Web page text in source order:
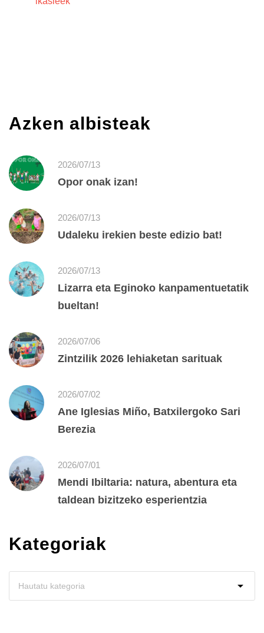
Azken albisteak
2026/07/13
Opor onak izan!
2026/07/13
Udaleku irekien beste edizio bat!
2026/07/13
Lizarra eta Eginoko kanpamentuetatik
bueltan!
2026/07/06
Zintzilik 2026 lehiaketan sarituak
2026/07/02
Ane Iglesias Miño, Batxilergoko Sari
Berezia
2026/07/01
Mendi Ibiltaria: natura, abentura eta
taldean bizitzeko esperientzia
Kategoriak